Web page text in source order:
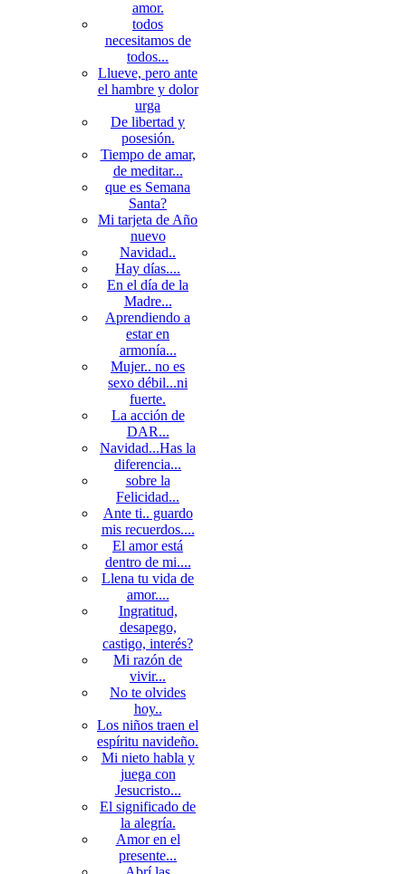
amor.
todos
necesitamos de
todos...
Llueve, pero ante
el hambre y dolor
urga
De libertad y
posesión.
Tiempo de amar,
de meditar...
que es Semana
Santa?
Mi tarjeta de Año
nuevo
Navidad..
Hay días....
En el día de la
Madre...
Aprendiendo a
estar en
armonía...
Mujer.. no es
sexo débil...ni
fuerte.
La acción de
DAR...
Navidad...Has la
diferencia...
sobre la
Felicidad...
Ante ti.. guardo
mis recuerdos....
El amor está
dentro de mi....
Llena tu vida de
amor....
Ingratitud,
desapego,
castigo, interés?
Mi razón de
vivir...
No te olvides
hoy..
Los niños traen el
espíritu navideño.
Mi nieto habla y
juega con
Jesucristo...
El significado de
la alegría.
Amor en el
presente...